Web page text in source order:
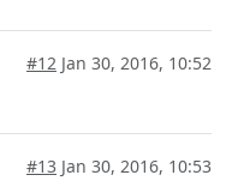
#12 Jan 30, 2016, 10:52
#13 Jan 30, 2016, 10:53